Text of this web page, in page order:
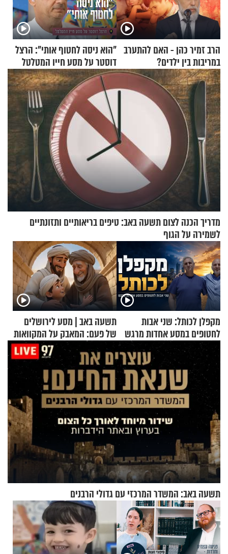
הרב זמיר כהן - האם להתערב
במריבות בין ילדים?
"הוא ניסה לחטוף אותי": הרצל
דוסטר על מסע חייו המטלטל
מדריך הכנה לצום תשעה באב: טיפים בריאותיים ותזונתיים
לשמירה על הגוף
מקפלן לכותל: שני אבות
לחטופים במסע אחדות מרגש
תשעה באב | מסע לירושלים
של פעם: המאבק על המקוואות
תשעה באב: המשדר המרכזי עם גדולי הרבנים